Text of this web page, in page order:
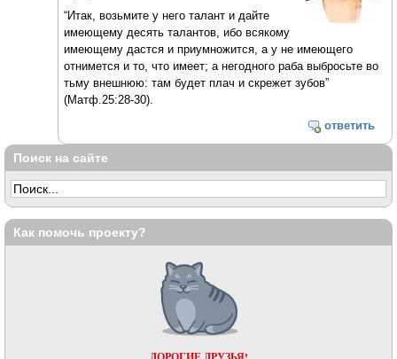
“Итак, возьмите у него талант и дайте
имеющему десять талантов, ибо всякому
имеющему дастся и приумножится, а у не имеющего
отнимется и то, что имеет; а негодного раба выбросьте во
тьму внешнюю: там будет плач и скрежет зубов”
(Матф.25:28-30).
ответить
Поиск на сайте
Как помочь проекту?